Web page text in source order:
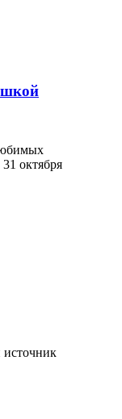
октября
источник